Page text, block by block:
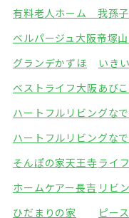
有料老人ホーム 我孫子
ベルパージュ大阪帝塚山
グランデかずほ
いき
ベストライフ大阪あびこ
ハートフルリビングな
ハートフルリビングな
そんぽの家天王寺ライ
ホームケアー長吉 リビ
ひだまりの家
ピー